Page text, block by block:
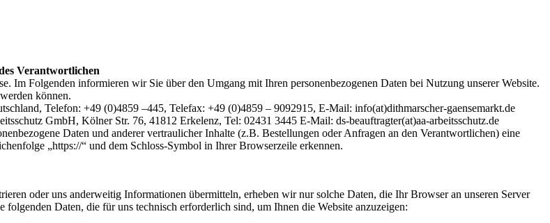
Verantwortlichen
Im Folgenden informieren wir Sie über den Umgang mit Ihren personenbezogenen Daten bei Nutzung unserer Website.
können.
Telefon: +49 (0)4859 –445, Telefax: +49 (0)4859 – 9092915, E-Mail: info(at)dithmarscher-gaensemarkt.de
GmbH, Kölner Str. 76, 41812 Erkelenz, Tel: 02431 3445 E-Mail: ds-beauftragter(at)aa-arbeitsschutz.de
Daten und anderer vertraulicher Inhalte (z.B. Bestellungen oder Anfragen an den Verantwortlichen) eine
„https://“ und dem Schloss-Symbol in Ihrer Browserzeile erkennen.
oder uns anderweitig Informationen übermitteln, erheben wir nur solche Daten, die Ihr Browser an unseren Server
Daten, die für uns technisch erforderlich sind, um Ihnen die Website anzuzeigen: